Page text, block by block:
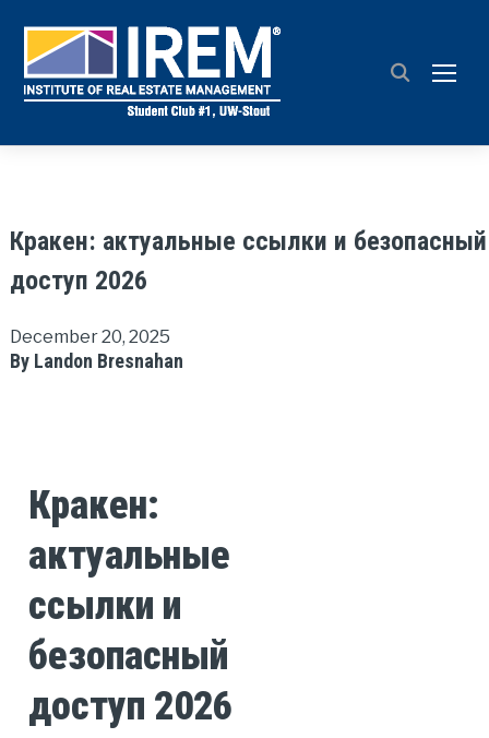
Кракен: актуальные ссылки и безопасный
доступ 2026
December 20, 2025
By Landon Bresnahan
Кракен:
актуальные
ссылки и
безопасный
доступ 2026